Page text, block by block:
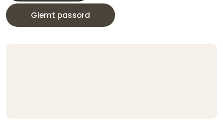
Glemt passord